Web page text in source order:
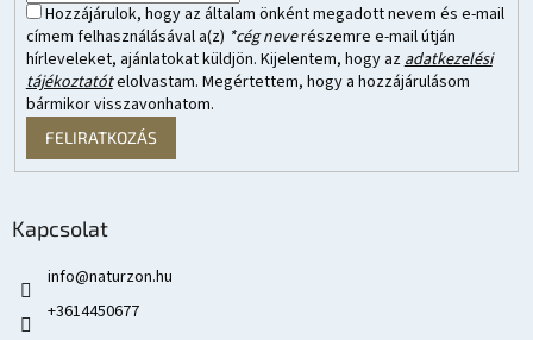
Hozzájárulok, hogy az általam önként megadott nevem és e-mail
címem felhasználásával a(z) *cég neverészemre e-mail útján
hírleveleket, ajánlatokat küldjön. Kijelentem, hogy az adatkezelési
tájékoztatótelolvastam. Megértettem, hogy a hozzájárulásom
bármikor visszavonhatom.
FELIRATKOZÁS
Kapcsolat
info@naturzon.hu
+3614450677